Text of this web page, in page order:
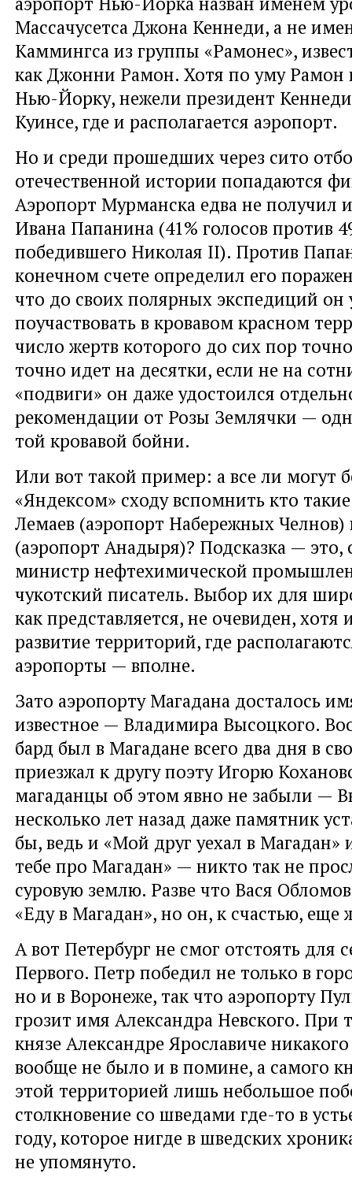
Массачусетса Джона Кеннеди, а не
Каммингса из группы «Рамонес»,
как Джонни Рамон. Хотя по уму Рамон
Нью-Йорку, нежели президент
Куинсе, где и располагается аэропорт.
Но и среди прошедших через сито
отечественной истории попадаются
Аэропорт Мурманска едва не получил
Ивана Папанина (41% голосов против
победившего Николая II). Против
конечном счете определил его
что до своих полярных экспедиций он
поучаствовать в кровавом красном
число жертв которого до сих пор
точно идет на десятки, если не на
«подвиги» он даже удостоился
рекомендации от Розы Землячки —
той кровавой бойни.
Или вот такой пример: а все ли могут
«Яндексом» сходу вспомнить кто
Лемаев (аэропорт Набережных
(аэропорт Анадыря)? Подсказка — это,
министр нефтехимической
чукотский писатель. Выбор их для
как представляется, не очевиден, хотя
развитие территорий, где
аэропорты — вполне.
Зато аэропорту Магадана досталось
известное — Владимира Высоцкого.
бард был в Магадане всего два дня в
приезжал к другу поэту Игорю
магаданцы об этом явно не забыли —
несколько лет назад даже памятник
бы, ведь и «Мой друг уехал в Магадан»
тебе про Магадан» — никто так не
суровую землю. Разве что Вася
«Еду в Магадан», но он, к счастью, еще
А вот Петербург не смог отстоять для
Первого. Петр победил не только в
но и в Воронеже, так что аэропорту
грозит имя Александра Невского. При
князе Александре Ярославиче
вообще не было и в помине, а самого
этой территорией лишь небольшое
столкновение со шведами где-то в
году, которое нигде в шведских
не упомянуто.